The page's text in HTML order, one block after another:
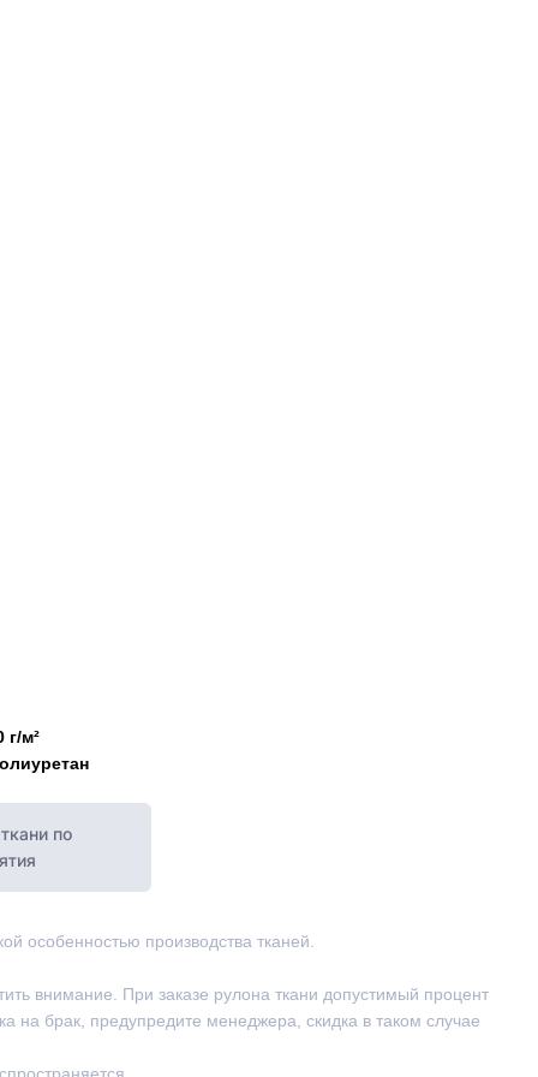
г/м²
по
особенностью производства тканей.
внимание. При заказе рулона ткани допустимый процент
на брак, предупредите менеджера, скидка в таком случае